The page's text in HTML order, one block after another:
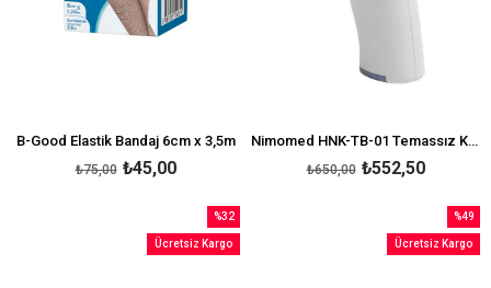
B-Good Elastik Bandaj 6cm x 3,5m
₺45,00
₺75,00
Nimomed HNK-TB-01 Temassız Kızılötesi Ateş Ölçer
₺552,50
₺650,00
%32
İndirim
Ücretsiz Kargo
%49
İndirim
Ücretsiz Kargo